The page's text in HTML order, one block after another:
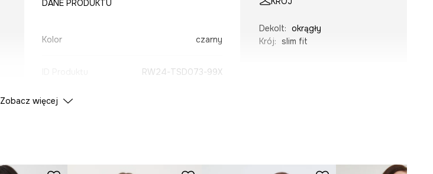
DANE PRODUKTU
Kolor czarny
RW24-TSD073-99X
Dekolt: okrągły
Krój: slim fit
Zobacz więcej